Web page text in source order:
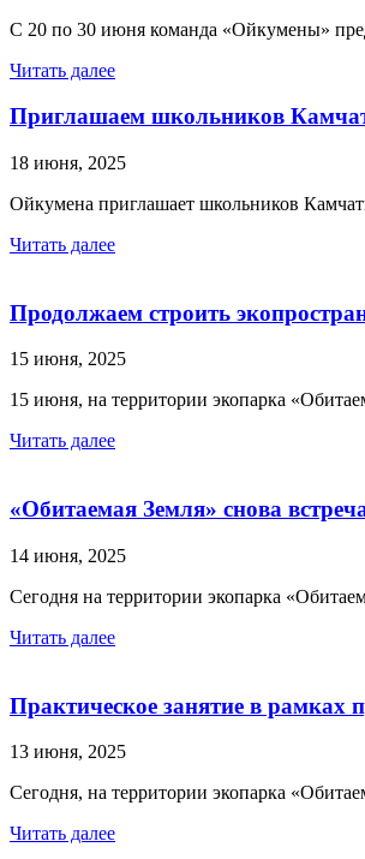
С 20 по 30 июня команда «Ойкумены»
Читать далее
Приглашаем школьников
18 июня, 2025
Ойкумена приглашает школьников
Читать далее
Продолжаем строить
15 июня, 2025
15 июня, на территории экопарка
Читать далее
«Обитаемая Земля» снова
14 июня, 2025
Сегодня на территории экопарка
Читать далее
Практическое занятие в рамках
13 июня, 2025
Сегодня, на территории экопарка
Читать далее